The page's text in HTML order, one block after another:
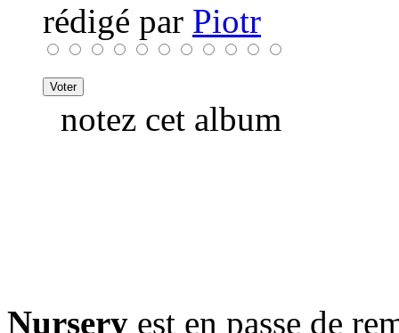
rédigé par Piotr
notez cet album
Nursery est en passe de